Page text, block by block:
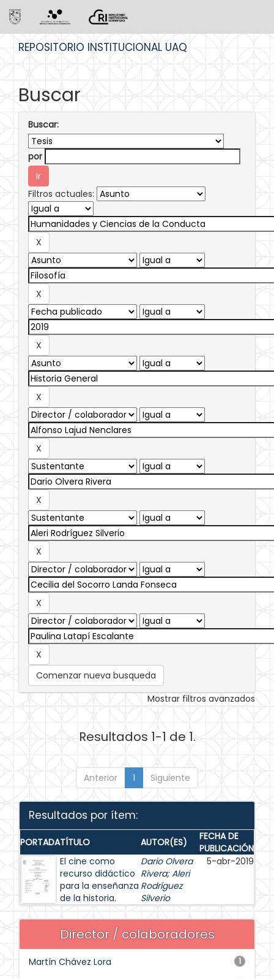
REPOSITORIO INSTITUCIONAL UAQ
Buscar
Buscar:
por
Filtros actuales:
Comenzar nueva busqueda
Mostrar filtros avanzados
Resultados 1-1 de 1.
Anterior 1 Siguiente
Resultados por ítem:
PORTADATÍTULO AUTOR(ES)
FECHA DE
PUBLICACIÓN
El cine como
recurso didáctico
para la enseñanza
de la historia.
Dario Olvera
Rivera;Aleri
Rodríguez
Silverio
5-abr-2019
Director / colaboradores
1
Martín Chávez Lora